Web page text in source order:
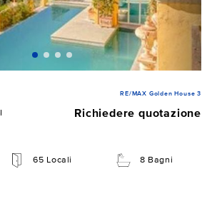
RE/MAX Golden House 3
Richiedere quotazione
65 Locali 8 Bagni